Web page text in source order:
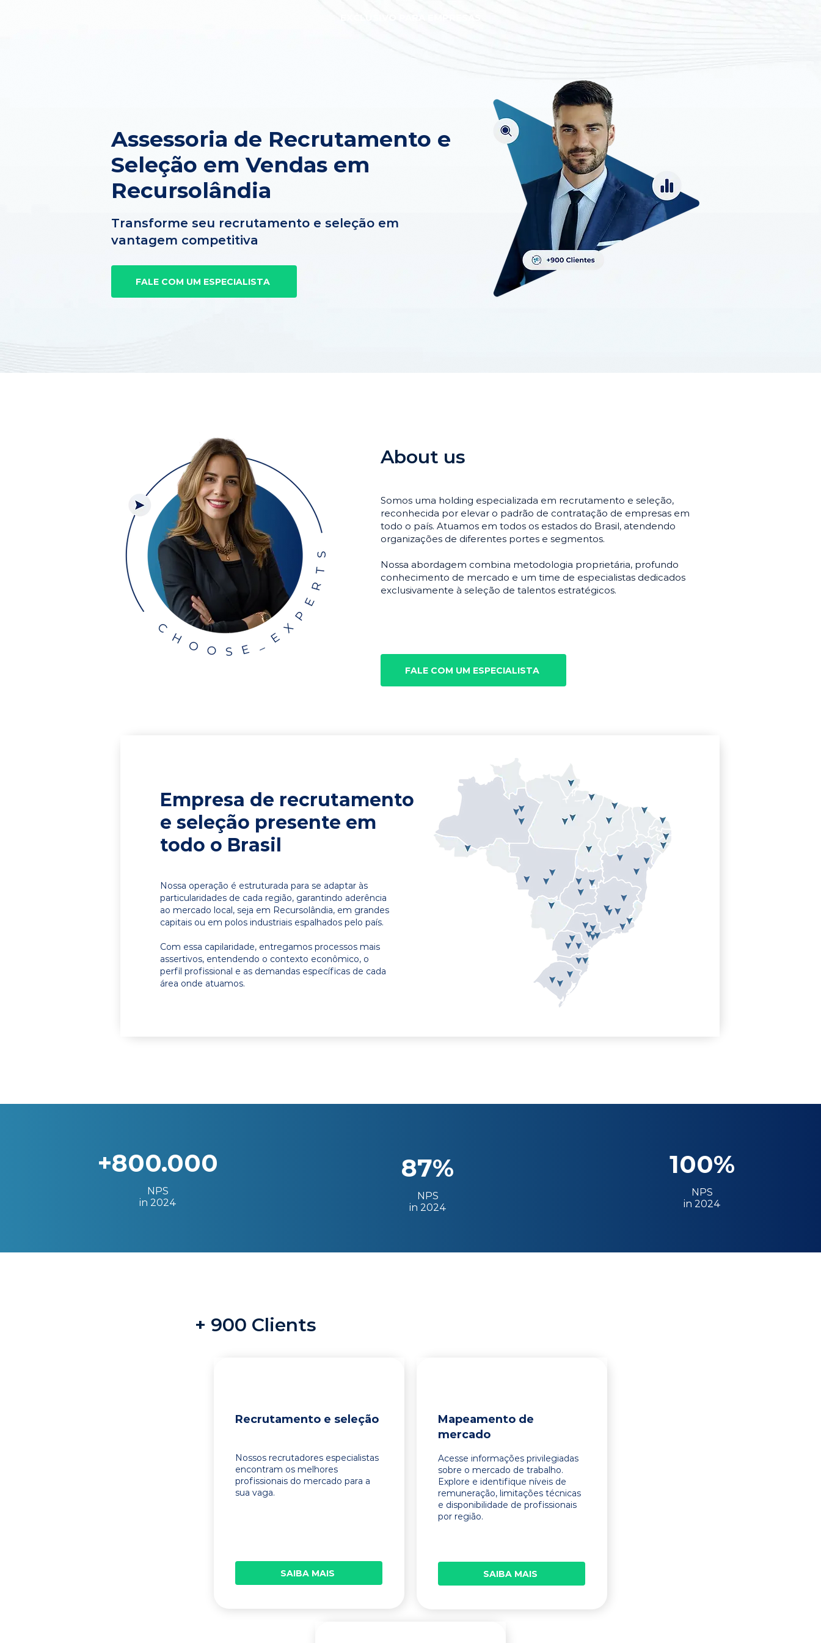
Assessoria de Recrutamento e
Seleção em Vendas em
Recursolândia
Transforme seu recrutamento e seleção em
vantagem competitiva
FALE COM UM ESPECIALISTA
About us
Somos uma holding especializada em recrutamento e seleção,
reconhecida por elevar o padrão de contratação de empresas em
todo o país. Atuamos em todos os estados do Brasil, atendendo
organizações de diferentes portes e segmentos.
Nossa abordagem combina metodologia proprietária, profundo
conhecimento de mercado e um time de especialistas dedicados
exclusivamente à seleção de talentos estratégicos.
FALE COM UM ESPECIALISTA
Empresa de recrutamento
e seleção presente em
todo o Brasil
Nossa operação é estruturada para se adaptar às
particularidades de cada região, garantindo aderência
ao mercado local, seja em Recursolândia, em grandes
capitais ou em polos industriais espalhados pelo país.
Com essa capilaridade, entregamos processos mais
assertivos, entendendo o contexto econômico, o
perfil profissional e as demandas específicas de cada
área onde atuamos.
+800.000
NPS
in 2024
87%
NPS
in 2024
100%
NPS
in 2024
+ 900 Clients
Recrutamento e seleção
Nossos recrutadores especialistas
encontram os melhores
profissionais do mercado para a
sua vaga.
SAIBA MAIS
Mapeamento de
mercado
Acesse informações privilegiadas
sobre o mercado de trabalho.
Explore e identifique níveis de
remuneração, limitações técnicas
e disponibilidade de profissionais
por região.
SAIBA MAIS